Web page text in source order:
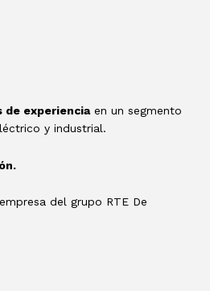
de experienciaen un segmento
y industrial.
del grupo RTE De